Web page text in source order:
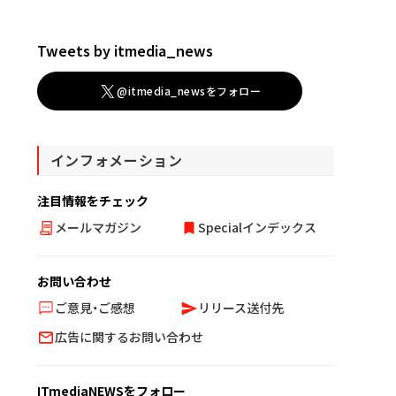
Tweets by itmedia_news
@itmedia_newsをフォロー
インフォメーション
注目情報をチェック
メールマガジン
Specialインデックス
お問い合わせ
ご意見・ご感想
リリース送付先
広告に関するお問い合わせ
ITmediaNEWSをフォロー